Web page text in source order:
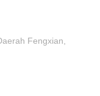
Fengxian,